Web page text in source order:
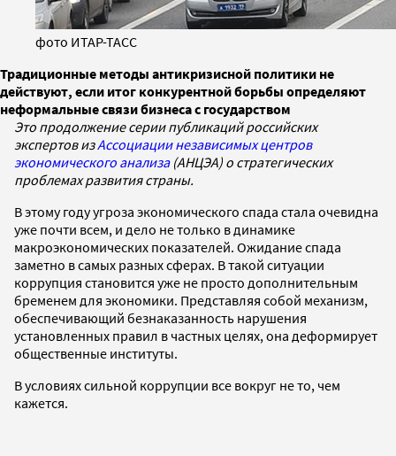
фото ИТАР-ТАСС
Традиционные методы антикризисной политики не
действуют, если итог конкурентной борьбы определяют
неформальные связи бизнеса с государством
Это продолжение серии публикаций российских
экспертов изАссоциации независимых центров
экономического анализа (АНЦЭА) о стратегических
проблемах развития страны.
В этому году угроза экономического спада стала очевидна
уже почти всем, и дело не только в динамике
макроэкономических показателей. Ожидание спада
заметно в самых разных сферах. В такой ситуации
коррупция становится уже не просто дополнительным
бременем для экономики. Представляя собой механизм,
обеспечивающий безнаказанность нарушения
установленных правил в частных целях, она деформирует
общественные институты.
В условиях сильной коррупции все вокруг не то, чем
кажется.